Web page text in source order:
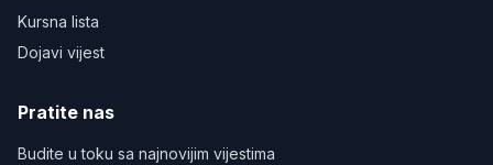
Kursna lista
Dojavi vijest
Pratite nas
Budite u toku sa najnovijim vijestima